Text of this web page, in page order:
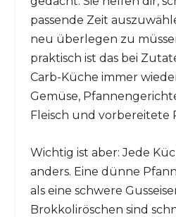
passende Zeit
neu überlegen zu
praktisch ist das bei
Carb-Küche immer
Gemüse,
Fleisch und vorbereitete
Wichtig ist aber: Jede
anders. Eine dünne
als eine schwere
Brokkoliröschen sind